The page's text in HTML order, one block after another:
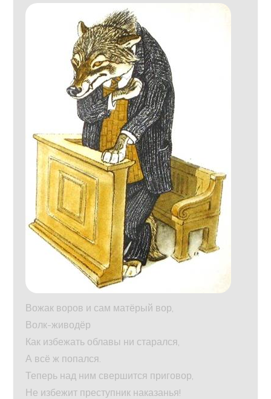
Вожак воров и сам матёрый вор,
Волк-живодёр
Как избежать облавы ни старался,
А всё ж попался.
Теперь над ним свершится приговор,
Не избежит преступник наказанья!